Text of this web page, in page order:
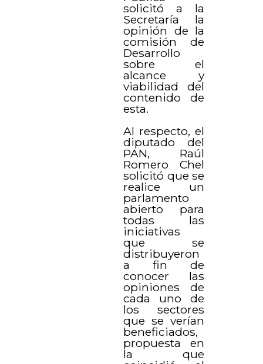
solicitó a la
Secretaría la
opinión de la
comisión de
Desarrollo
sobre el
alcance y
viabilidad del
contenido de
esta.
Al respecto, el
diputado del
PAN, Raúl
Romero Chel
solicitó que se
realice un
parlamento
abierto para
todas las
iniciativas
que se
distribuyeron
a fin de
conocer las
opiniones de
cada uno de
los sectores
que se verían
beneficiados,
propuesta en
la que